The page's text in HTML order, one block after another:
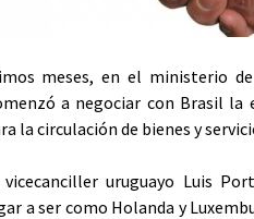
meses, en el ministerio
a negociar con Brasil la
la circulación de bienes y
uruguayo Luis
a ser como Holanda y